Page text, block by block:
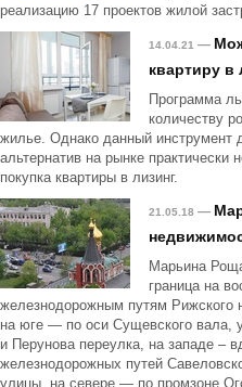
реализацию 17 проектов жилой
14.04.21 —
квартиру в
Программа
количеству
жилье. Однако данный инструмент
альтернатив на рынке практически
покупка квартиры в лизинг.
21.05.18 —
Марьина
граница на
железнодорожным путям Рижского
на юге — по оси Сущевского вала,
и Перунова переулка, на западе –
железнодорожных путей
улицы, на севере — по промзоне